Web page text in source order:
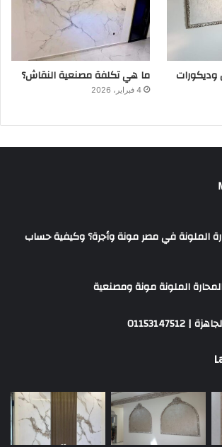
ما هي تكلفة مصنعية النقاش؟
4 فبراير، 2026
الملونة في مصر مونة وأجرة؟ وكيفية حساب
الملونة مونة ومصنعية